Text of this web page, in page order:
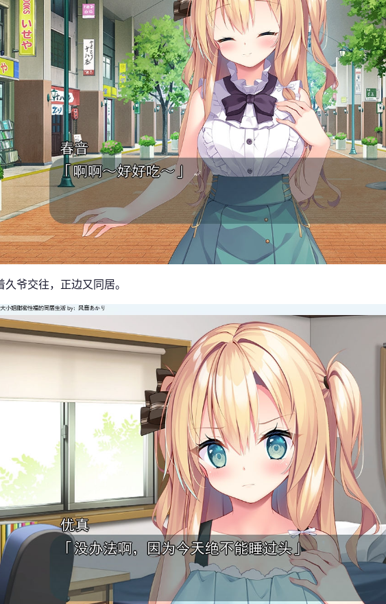
久爷交往，正边又同居。